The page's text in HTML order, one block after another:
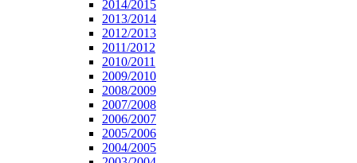
2014/2015
2013/2014
2012/2013
2011/2012
2010/2011
2009/2010
2008/2009
2007/2008
2006/2007
2005/2006
2004/2005